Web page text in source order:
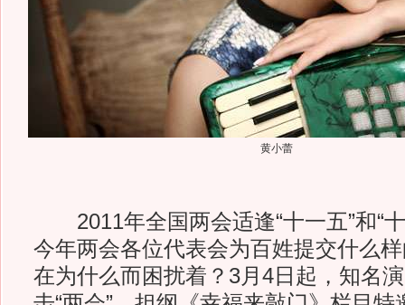
黄小蕾
2011年全国两会适逢“十一五”和“
今年两会各位代表会为百姓提交什么
在为什么而困扰着？3月4日起，知名